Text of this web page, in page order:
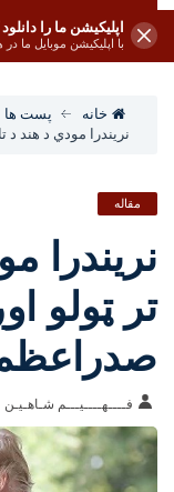
اپلیکیشن ما را
با اپلیکیشن موبایل ما
خانه
پست ها
نریندرا مودي د هند
مقاله
نریندرا
تر ټولو
فــــهــــيـــم شـاهـیـن‎‎